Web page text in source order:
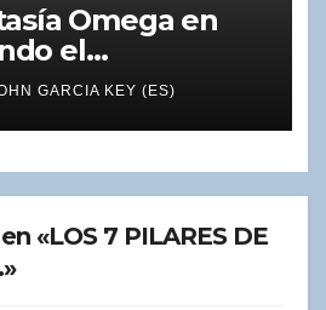
Omega en
el
y la Naturaleza
el Mensaje del
GARCIA KEY (ES)
«LOS 7 PILARES DE